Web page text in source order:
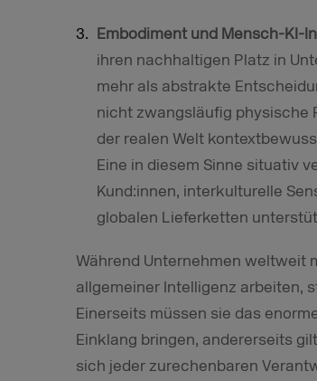
Embodiment und Mensch-KI-
ihren nachhaltigen Platz in
mehr als abstrakte
nicht zwangsläufig physische
der realen Welt
Eine in diesem Sinne situativ
Kund:innen, interkulturelle
globalen Lieferketten
Während Unternehmen weltweit
allgemeiner Intelligenz arbeiten,
Einerseits müssen sie das
Einklang bringen, andererseits
sich jeder zurechenbaren